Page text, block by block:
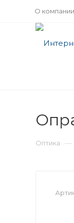
О компании
Оптика —